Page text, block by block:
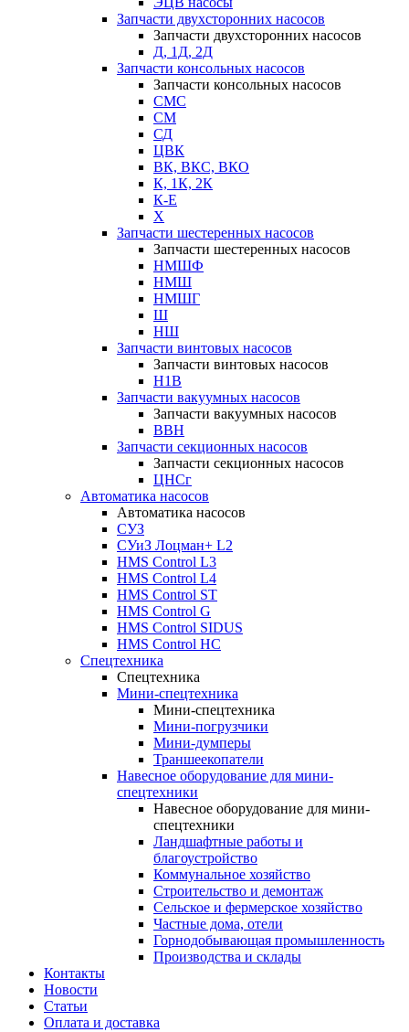
Запчасти двухсторонних насосов
Запчасти двухсторонних насосов
Д, 1Д, 2Д
Запчасти консольных насосов
Запчасти консольных насосов
СМС
СМ
СД
ЦВК
ВК, ВКС, ВКО
К, 1К, 2К
К-Е
Х
Запчасти шестеренных насосов
Запчасти шестеренных насосов
НМШФ
НМШ
НМШГ
Ш
НШ
Запчасти винтовых насосов
Запчасти винтовых насосов
Н1В
Запчасти вакуумных насосов
Запчасти вакуумных насосов
ВВН
Запчасти секционных насосов
Запчасти секционных насосов
ЦНСг
Автоматика насосов
Автоматика насосов
СУЗ
СУиЗ Лоцман+ L2
HMS Control L3
HMS Control L4
HMS Control ST
HMS Control G
HMS Control SIDUS
HMS Control HC
Спецтехника
Спецтехника
Мини-спецтехника
Мини-спецтехника
Мини-погрузчики
Мини-думперы
Траншеекопатели
Навесное оборудование для мини-
спецтехники
Навесное оборудование для мини-
спецтехники
Ландшафтные работы и
благоустройство
Коммунальное хозяйство
Строительство и демонтаж
Сельское и фермерское хозяйство
Частные дома, отели
Горнодобывающая промышленность
Производства и склады
Контакты
Новости
Статьи
Оплата и доставка